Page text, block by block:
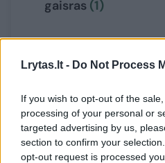
Lrytas.lt - Do Not Process
If you wish to opt-out of the
processing of your personal or
targeted advertising by us,
section to confirm your
opt-out request is processed
gaisras (1)
Policija patarė
žmonėms „likti
tarnybos reaguos į